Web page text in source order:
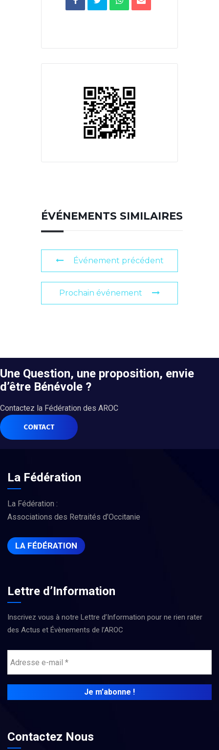
ÉVÉNEMENTS SIMILAIRES
Événement précédent
Prochain événement
Une Question, une proposition, envie
d’être Bénévole ?
Contactez la Fédération des AROC
CONTACT
La Fédération
La Fédération :
Associations des Retraités d’Occitanie
LA FÉDÉRATION
Lettre d’Information
Inscrivez vous à notre Lettre d’Information pour ne rien rater
des Actus et Évènements de l’AROC
Contactez Nous